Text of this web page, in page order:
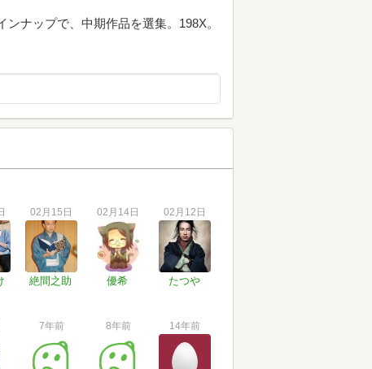
ナップで、中期作品を選集。198X。
02月15日
絶間之助
02月14日
優希
02月12日
たつや
7年前 8年前 14年前